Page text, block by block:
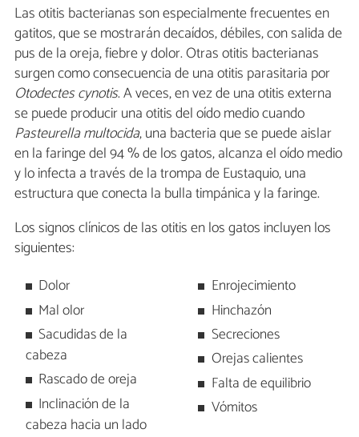
Las otitis bacterianas son especialmente frecuentes en
gatitos, que se mostrarán decaídos, débiles, con salida de
pus de la oreja, fiebre y dolor. Otras otitis bacterianas
surgen como consecuencia de una otitis parasitaria por
Otodectes cynotis. A veces, en vez de una otitis externa
se puede producir una otitis del oído medio cuando
Pasteurella multocida, una bacteria que se puede aislar
en la faringe del 94 % de los gatos, alcanza el oído medio
y lo infecta a través de la trompa de Eustaquio, una
estructura que conecta la bulla timpánica y la faringe.
Los signos clínicos de las otitis en los gatos incluyen los
siguientes:
Dolor
Mal olor
Sacudidas de la
cabeza
Rascado de oreja
Inclinación de la
cabeza hacia un lado
Enrojecimiento
Hinchazón
Secreciones
Orejas calientes
Falta de equilibrio
Vómitos